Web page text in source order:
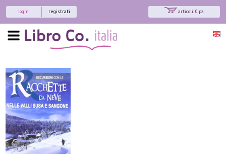
articoli: 0 pz.
registrati
login